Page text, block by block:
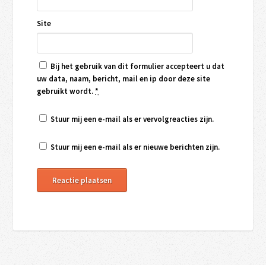
Site
Bij het gebruik van dit formulier accepteert u dat
uw data, naam, bericht, mail en ip door deze site
gebruikt wordt.*
Stuur mij een e-mail als er vervolgreacties zijn.
Stuur mij een e-mail als er nieuwe berichten zijn.